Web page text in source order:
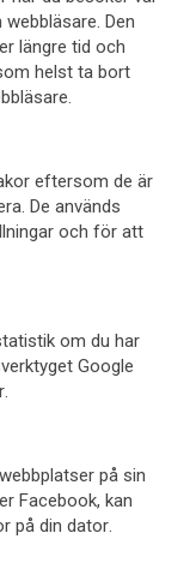
Den
längre tid och
helst ta bort
eftersom de är
De används
och för att
om du har
Google
på sin
Facebook, kan
på din dator.